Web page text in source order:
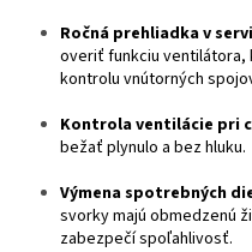
Ročná prehliadka v
overiť funkciu ventilátora,
kontrolu vnútorných
Kontrola ventilácie pri
bežať plynulo a bez hluku.
Výmena spotrebných
svorky majú obmedzenú
zabezpečí spoľahlivosť.